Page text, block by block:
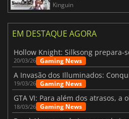
Kinguin
EM DESTAQUE AGORA
20/03/26 Gaming News
19/03/26 Gaming News
18/03/26 Gaming News